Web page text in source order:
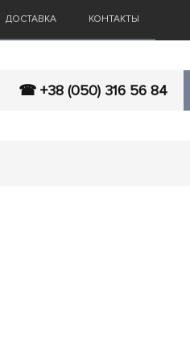
ДОСТАВКА КОНТАКТЫ
☎ +38 (050) 316 56 84